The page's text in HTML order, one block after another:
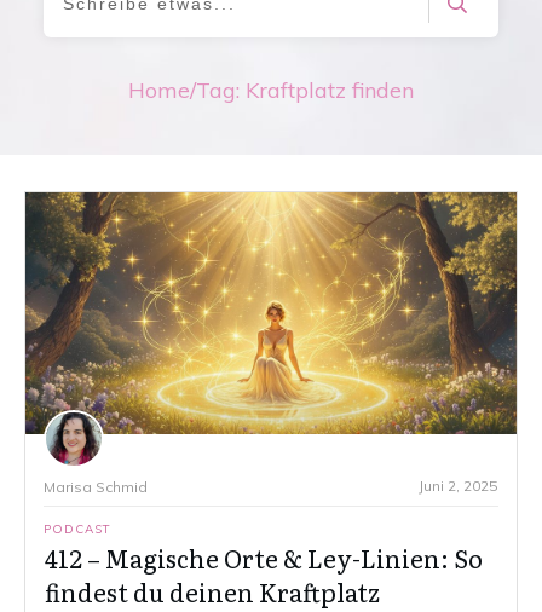
Home/Tag: Kraftplatz finden
Marisa Schmid Juni 2, 2025
PODCAST
412 – Magische Orte & Ley-Linien: So
findest du deinen Kraftplatz